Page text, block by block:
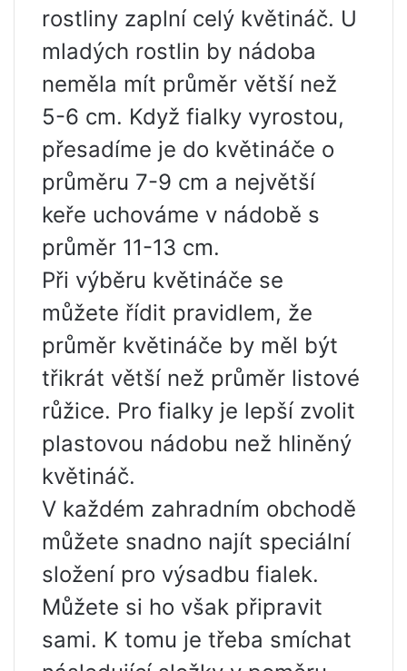
rostliny zaplní celý květináč. U
mladých rostlin by nádoba
neměla mít průměr větší než
5-6 cm. Když fialky vyrostou,
přesadíme je do květináče o
průměru 7-9 cm a největší
keře uchováme v nádobě s
průměr 11-13 cm.
Při výběru květináče se
můžete řídit pravidlem, že
průměr květináče by měl být
třikrát větší než průměr listové
růžice. Pro fialky je lepší zvolit
plastovou nádobu než hliněný
květináč.
V každém zahradním obchodě
můžete snadno najít speciální
složení pro výsadbu fialek.
Můžete si ho však připravit
sami. K tomu je třeba smíchat